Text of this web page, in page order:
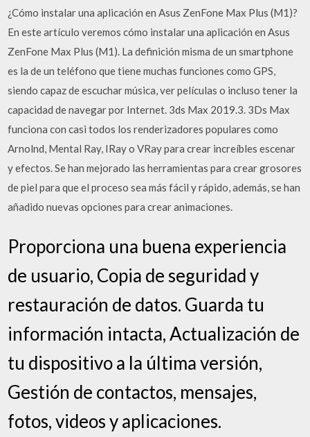
¿Cómo instalar una aplicación en Asus ZenFone Max Plus (M1)?
En este artículo veremos cómo instalar una aplicación en Asus
ZenFone Max Plus (M1). La definición misma de un smartphone
es la de un teléfono que tiene muchas funciones como GPS,
siendo capaz de escuchar música, ver películas o incluso tener la
capacidad de navegar por Internet. 3ds Max 2019.3. 3Ds Max
funciona con casi todos los renderizadores populares como
Arnolnd, Mental Ray, IRay o VRay para crear increíbles escenar
y efectos. Se han mejorado las herramientas para crear grosores
de piel para que el proceso sea más fácil y rápido, además, se han
añadido nuevas opciones para crear animaciones.
Proporciona una buena experiencia
de usuario, Copia de seguridad y
restauración de datos. Guarda tu
información intacta, Actualización de
tu dispositivo a la última versión,
Gestión de contactos, mensajes,
fotos, videos y aplicaciones.